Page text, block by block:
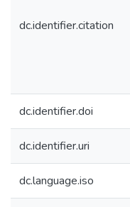
dc.identifier.citation
dc.identifier.doi
dc.identifier.uri
dc.language.iso